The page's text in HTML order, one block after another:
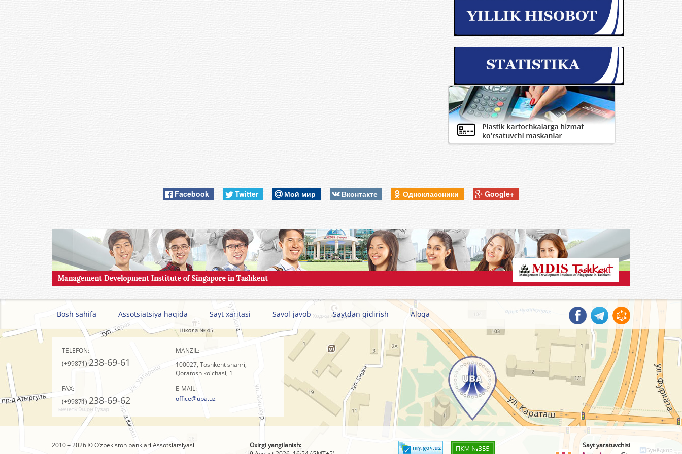
Facebook Twitter Мой мир Вконтакте Одноклассники Google+
Bosh sahifa Assotsiatsiya haqida Sayt xaritasi Savol-javob Saytdan qidirish Aloqa
TELEFON:
(+99871)238-69-61
MANZIL:
100027, Toshkent shahri,
Qoratosh ko'chasi, 1
FAX:
(+99871) 238-69-62
E-MAIL:
office@uba.uz
2010 – 2026 © O’zbеkistоn banklari Assоtsiatsiyasi
Oxirgi yangilanish:
Sayt yaratuvchisi